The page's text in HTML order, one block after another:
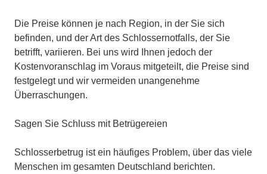
Die Preise können je nach Region, in der Sie sich
befinden, und der Art des Schlossernotfalls, der Sie
betrifft, variieren. Bei uns wird Ihnen jedoch der
Kostenvoranschlag im Voraus mitgeteilt, die Preise sind
festgelegt und wir vermeiden unangenehme
Überraschungen.
Sagen Sie Schluss mit Betrügereien
Schlosserbetrug ist ein häufiges Problem, über das viele
Menschen im gesamten Deutschland berichten.